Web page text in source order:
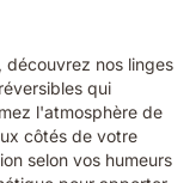
découvrez nos linges
qui
l'atmosphère de
côtés de votre
selon vos humeurs